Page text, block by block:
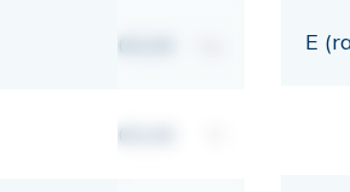
00,00
00,00
E